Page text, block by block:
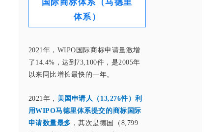
国际商标体系（马德里
体系）
2021年，WIPO国际商标申请量激增
了14.4%，达到73,100件，是2005年
以来同比增长最快的一年。
2021年， 美国申请人（13,276件）利
用WIPO马德里体系提交的商标国际
申请数量最多 ，其次是德国（8,799